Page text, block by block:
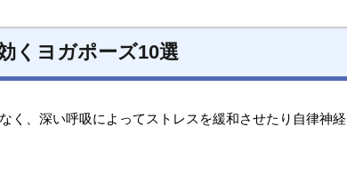
くヨガポーズ10選
く、深い呼吸によってストレスを緩和させたり自律神経